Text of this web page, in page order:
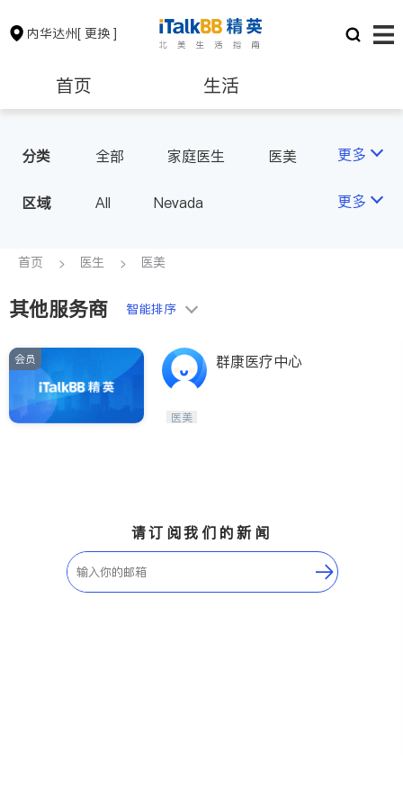
内华达州[ 更换 ]
首页 生活
保险理财 房地产租售
会计师
教育
非盈利组织
分类 全部 家庭医生
医美
心脏科
更多
区域 All Nevada 更多
首页 医生 医美
其他服务商 智能排序
会员 群康医疗中心
医美
请订阅我们的新闻